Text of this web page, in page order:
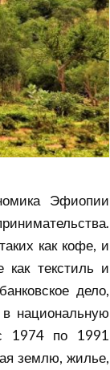
Эфиопии
как кофе, и
как текстиль и
дело,
национальную
1974 по 1991
землю, жилье,